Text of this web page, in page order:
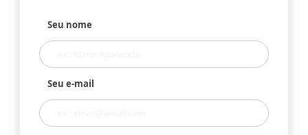
Seu nome
Seu e-mail